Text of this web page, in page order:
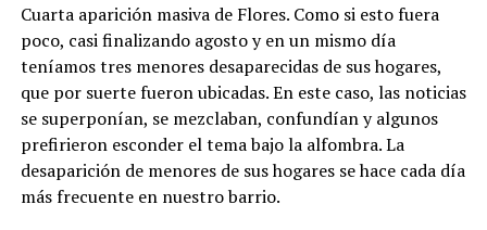
Cuarta aparición masiva de Flores. Como si esto fuera
poco, casi finalizando agosto y en un mismo día
teníamos tres menores desaparecidas de sus hogares,
que por suerte fueron ubicadas. En este caso, las noticias
se superponían, se mezclaban, confundían y algunos
prefirieron esconder el tema bajo la alfombra. La
desaparición de menores de sus hogares se hace cada día
más frecuente en nuestro barrio.